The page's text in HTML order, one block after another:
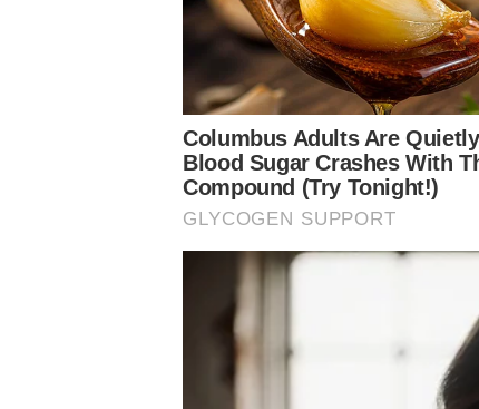
Siga o Nosso Palestra nas redes sociais
Conheça o canal do Nosso Palestra no Youtube
Palmeiras Raphael Veiga Verdão